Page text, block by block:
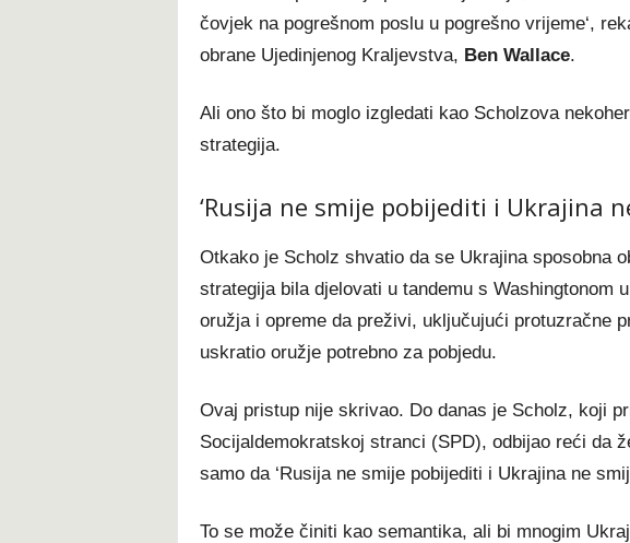
čovjek na pogrešnom poslu u pogrešno vrijeme‘,
obrane Ujedinjenog Kraljevstva, Ben Wallace.
Ali ono što bi moglo izgledati kao Scholzova
strategija.
‘Rusija ne smije pobijediti i Ukrajina
Otkako je Scholz shvatio da se Ukrajina sposobna
strategija bila djelovati u tandemu s Washingtonom
oružja i opreme da preživi, uključujući protuzračne
uskratio oružje potrebno za pobjedu.
Ovaj pristup nije skrivao. Do danas je Scholz, koji
Socijaldemokratskoj stranci (SPD), odbijao reći da
samo da ‘Rusija ne smije pobijediti i Ukrajina ne
To se može činiti kao semantika, ali bi mnogim